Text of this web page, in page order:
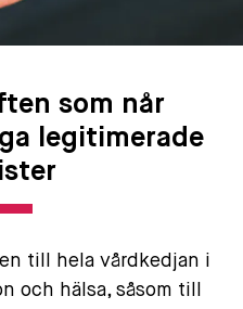
som når
legitimerade
till hela vårdkedjan i
och hälsa, såsom till